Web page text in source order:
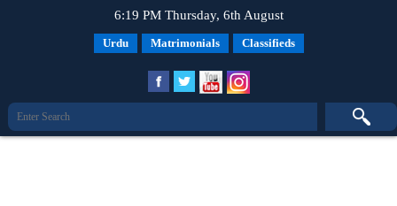
6:19 PM Thursday, 6th August
Urdu Matrimonials Classifieds